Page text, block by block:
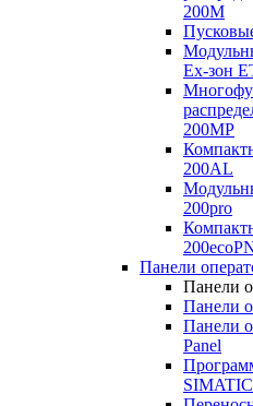
200M
Ex-зон
200MP
200AL
200pro
Панели
Панели
Панели
Панели
Panel